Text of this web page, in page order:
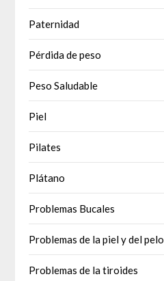
Paternidad
Pérdida de peso
Peso Saludable
Piel
Pilates
Plátano
Problemas Bucales
Problemas de la piel y del pelo
Problemas de la tiroides